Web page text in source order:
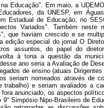
Educação". Em maio, a
da UNESP, em
Estadual de Educação, no
Variados". Também neste
que haviam crescido e se
edição especial do jornal O
assuntos, do papel do
à tona a questão da
ano seria a Avaliação de
de ensino (atuais
seriam nomeados através de
trabalho) e seriam avaliados a
anunciado, os aspectos
Simpósio Nipo-Brasileiro de